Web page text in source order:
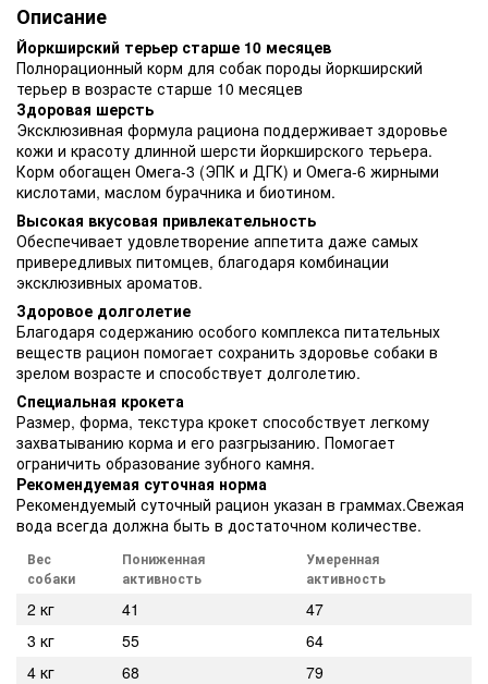
Описание
Йоркширский терьер старше 10 месяцев
Полнорационный корм для собак породы йоркширский
терьер в возрасте старше 10 месяцев
Здоровая шерсть
Эксклюзивная формула рациона поддерживает здоровье
кожи и красоту длинной шерсти йоркширского терьера.
Корм обогащен Омега-3 (ЭПК и ДГК) и Омега-6 жирными
кислотами, маслом бурачника и биотином.
Высокая вкусовая привлекательность
Обеспечивает удовлетворение аппетита даже самых
привередливых питомцев, благодаря комбинации
эксклюзивных ароматов.
Здоровое долголетие
Благодаря содержанию особого комплекса питательных
веществ рацион помогает сохранить здоровье собаки в
зрелом возрасте и способствует долголетию.
Специальная крокета
Размер, форма, текстура крокет способствует легкому
захватыванию корма и его разгрызанию. Помогает
ограничить образование зубного камня.
Рекомендуемая суточная норма
Рекомендуемый суточный рацион указан в граммах.Cвежая
вода всегда должна быть в достаточном количестве.
Вес
собаки
Пониженная
активность
Умеренная
активность
2 кг 41
47
3 кг
55
64
4 кг
68
79